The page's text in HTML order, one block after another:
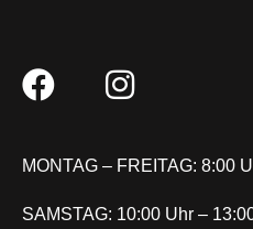
MONTAG – FREITAG: 8:00
SAMSTAG: 10:00 Uhr –